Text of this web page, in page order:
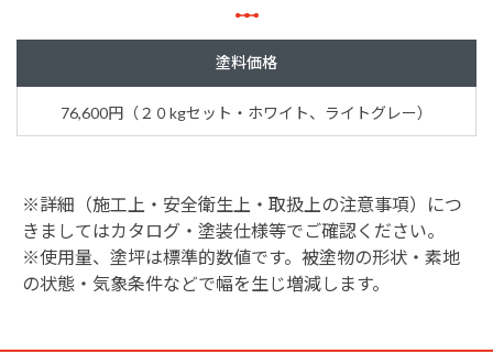
塗料価格
76,600円（２０kgセット・ホワイト、ライトグレー）
※詳細（施工上・安全衛生上・取扱上の注意事項）につ
きましてはカタログ・塗装仕様等でご確認ください。
※使用量、塗坪は標準的数値です。被塗物の形状・素地
の状態・気象条件などで幅を生じ増減します。